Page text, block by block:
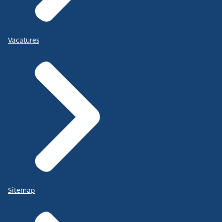
Vacatures
Sitemap